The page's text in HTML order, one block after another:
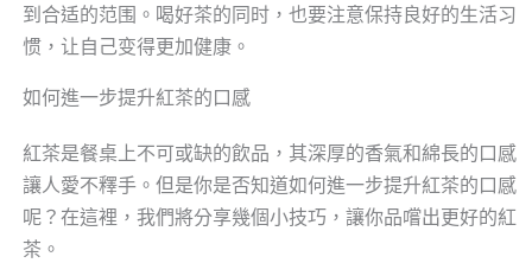
到合适的范围。喝好茶的同时，也要注意保持良好的生活习
惯，让自己变得更加健康。
如何進一步提升紅茶的口感
紅茶是餐桌上不可或缺的飲品，其深厚的香氣和綿長的口感
讓人愛不釋手。但是你是否知道如何進一步提升紅茶的口感
呢？在這裡，我們將分享幾個小技巧，讓你品嚐出更好的紅
茶。